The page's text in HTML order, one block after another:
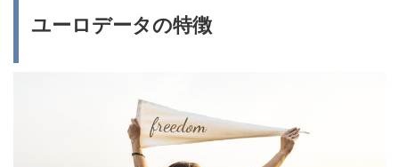
ユーロデータの特徴